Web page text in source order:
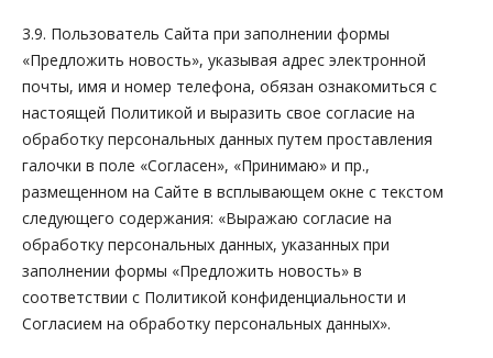
3.9. Пользователь Сайта при заполнении формы
«Предложить новость», указывая адрес электронной
почты, имя и номер телефона, обязан ознакомиться с
настоящей Политикой и выразить свое согласие на
обработку персональных данных путем проставления
галочки в поле «Согласен», «Принимаю» и пр.,
размещенном на Сайте в всплывающем окне с текстом
следующего содержания: «Выражаю согласие на
обработку персональных данных, указанных при
заполнении формы «Предложить новость» в
соответствии с Политикой конфиденциальности и
Согласием на обработку персональных данных».